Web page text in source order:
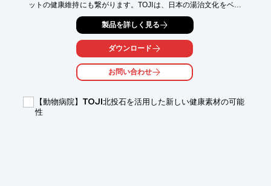
ットの健康維持にも繋がります。TOJIは、日本の湯治文化をベー
スに開発され、動物病院で働く医療従事者の疲労回復とコンディ
ション維持をサポートします。
【活用シーン】
・医療従事者の休憩スペース
・情報共有のための会議室
・病院スタッフ向けの福利厚生
・疲労回復を促進し、集中力とパフォーマンスの向上
・心身のバランスを整え、ストレス軽減
製品を詳しく見る
ダウンロード
お問い合わせ
【動物病院】TOJI北投石を活用した新しい健康素材の可能
性